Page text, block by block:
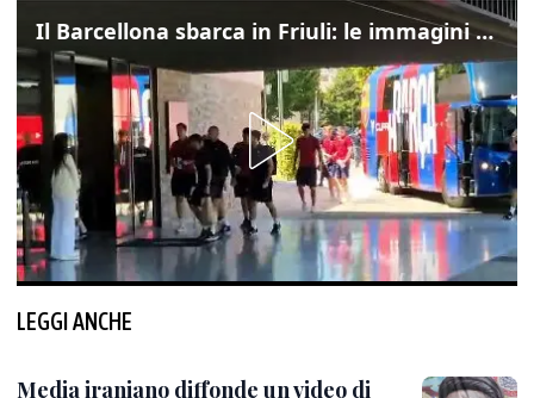
Il Barcellona sbarca in Friuli: le immagini dell'arrivo in albergo
LEGGI ANCHE
Media iraniano diffonde un video di